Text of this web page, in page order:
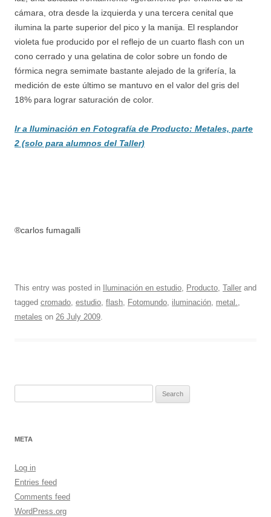
cámara, otra desde la izquierda y una tercera cenital que
ilumina la parte superior del pico y la manija. El resplandor
violeta fue producido por el reflejo de un cuarto flash con un
cono cerrado y una gelatina de color sobre un fondo de
fórmica negra semimate bastante alejado de la grifería, la
medición de este último se mantuvo en el valor del gris del
18% para lograr saturación de color.
Ir a Iluminación en Fotografía de Producto: Metales, parte
2 (solo para alumnos del Taller)
®carlos fumagalli
This entry was posted in Iluminación en estudio, Producto, Taller and
tagged cromado, estudio, flash, Fotomundo, iluminación, metal.,
metales on 26 July 2009.
META
Log in
Entries feed
Comments feed
WordPress.org